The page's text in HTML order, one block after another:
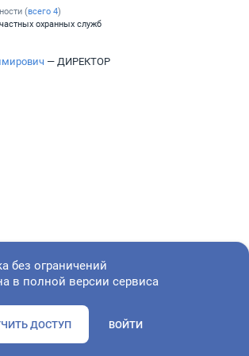
(всего 4)
охранных служб
— ДИРЕКТОР
компании
без ограничений
в полной версии сервиса
ДОСТУП ВОЙТИ